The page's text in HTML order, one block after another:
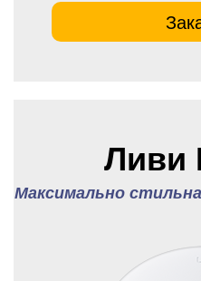
Ливи
Максимально